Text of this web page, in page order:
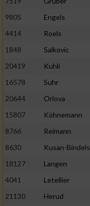
9805
Engels
4414
Roels
1848
Salkovic
20419
Kuhli
16578
Suhr
20644
Orlova
15807
Köhnemann
8766
Reimann
8630
Kusan-Bindels
18127
Langen
4041
Letellier
21130
Herud